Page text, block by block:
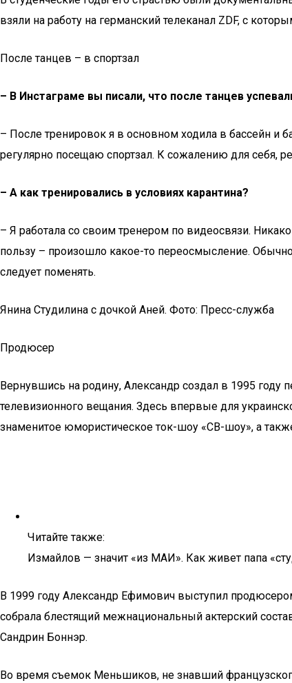
взяли на работу на германский телеканал ZDF, с
После танцев – в спортзал
– В Инстаграме вы писали, что после танцев
– После тренировок я в основном ходила в бассейн
регулярно посещаю спортзал. К сожалению для себя,
– А как тренировались в условиях карантина?
– Я работала со своим тренером по видеосвязи.
пользу – произошло какое-то переосмысление.
следует поменять.
Янина Студилина с дочкой Аней. Фото: Пресс-служба
Продюсер
Вернувшись на родину, Александр создал в 1995
телевизионного вещания. Здесь впервые для
знаменитое юмористическое ток-шоу «СВ-шоу», а
Читайте также:
Измайлов — значит «из МАИ». Как живет папа
В 1999 году Александр Ефимович выступил
собрала блестящий межнациональный актерский
Сандрин Боннэр.
Во время съемок Меньшиков, не знавший